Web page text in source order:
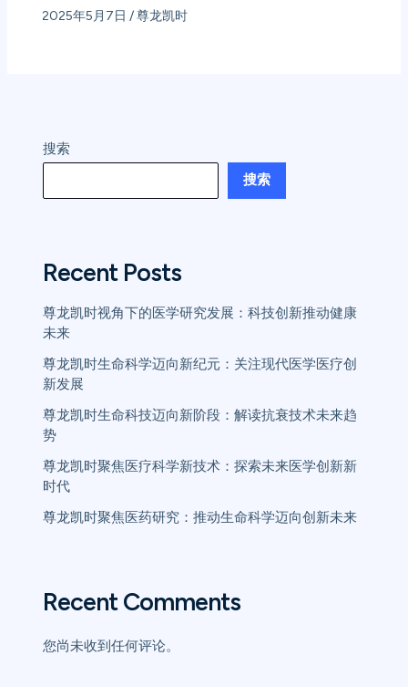
2025年5月7日 /尊龙凯时
搜索
搜索
Recent Posts
尊龙凯时视角下的医学研究发展：科技创新推动健康
未来
尊龙凯时生命科学迈向新纪元：关注现代医学医疗创
新发展
尊龙凯时生命科技迈向新阶段：解读抗衰技术未来趋
势
尊龙凯时聚焦医疗科学新技术：探索未来医学创新新
时代
尊龙凯时聚焦医药研究：推动生命科学迈向创新未来
Recent Comments
您尚未收到任何评论。